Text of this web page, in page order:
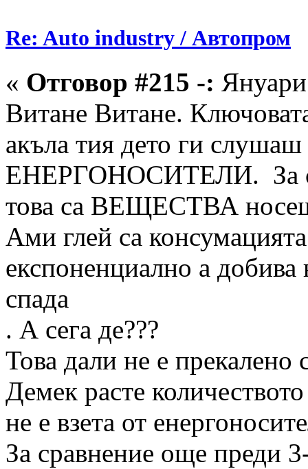
Re: Auto industry / Автопром
« Отговор #215 -:
Витане Витане.
акъла тия дето ги
ЕНЕРГОНОСИТЕЛИ. За
това са ВЕЩЕСТВА
Ами глей са
експоненциално а
спада
. А сега де???
Това дали не е
Демек расте
не е взета от
За сравнение още преди